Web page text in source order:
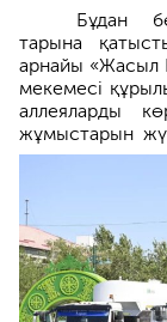
Бұдан
тарына
арнайы «Жасыл
мекемесі
аллеяларды
жұмыс­тарын